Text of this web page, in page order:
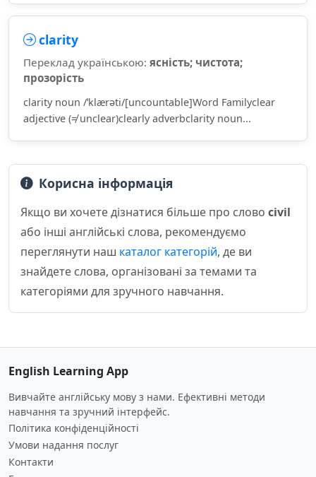
clarity
Переклад українською: ясність; чистота;
прозорість
clarity noun /ˈklærəti/[uncountable]Word Familyclear
adjective (≠ unclear)clearly adverbclarity noun...
Корисна інформація
Якщо ви хочете дізнатися більше про слово civil
або інші англійські слова, рекомендуємо
переглянути наш каталог категорій, де ви
знайдете слова, організовані за темами та
категоріями для зручного навчання.
English Learning App
Вивчайте англійську мову з нами. Ефективні методи
навчання та зручний інтерфейс.
Політика конфіденційності
Умови надання послуг
Контакти